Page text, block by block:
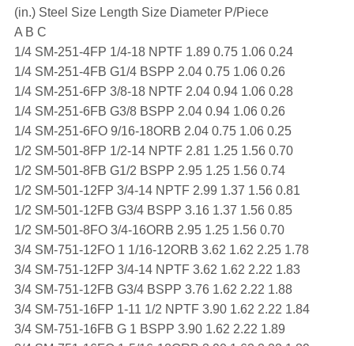
(in.) Steel Size Length Size Diameter P/Piece
A B C
1/4 SM-251-4FP 1/4-18 NPTF 1.89 0.75 1.06 0.24
1/4 SM-251-4FB G1/4 BSPP 2.04 0.75 1.06 0.26
1/4 SM-251-6FP 3/8-18 NPTF 2.04 0.94 1.06 0.28
1/4 SM-251-6FB G3/8 BSPP 2.04 0.94 1.06 0.26
1/4 SM-251-6FO 9/16-18ORB 2.04 0.75 1.06 0.25
1/2 SM-501-8FP 1/2-14 NPTF 2.81 1.25 1.56 0.70
1/2 SM-501-8FB G1/2 BSPP 2.95 1.25 1.56 0.74
1/2 SM-501-12FP 3/4-14 NPTF 2.99 1.37 1.56 0.81
1/2 SM-501-12FB G3/4 BSPP 3.16 1.37 1.56 0.85
1/2 SM-501-8FO 3/4-16ORB 2.95 1.25 1.56 0.70
3/4 SM-751-12FO 1 1/16-12ORB 3.62 1.62 2.25 1.78
3/4 SM-751-12FP 3/4-14 NPTF 3.62 1.62 2.22 1.83
3/4 SM-751-12FB G3/4 BSPP 3.76 1.62 2.22 1.88
3/4 SM-751-16FP 1-11 1/2 NPTF 3.90 1.62 2.22 1.84
3/4 SM-751-16FB G 1 BSPP 3.90 1.62 2.22 1.89